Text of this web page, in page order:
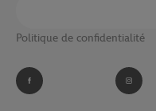
Politique de confidentialité